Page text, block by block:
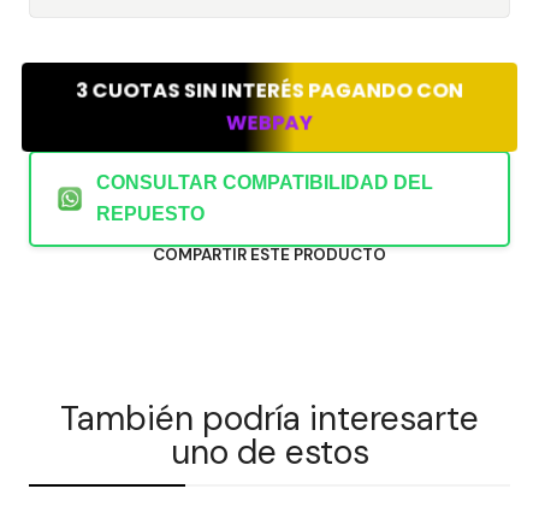
3 CUOTAS SIN INTERÉS PAGANDO CON
WEBPAY
CONSULTAR COMPATIBILIDAD DEL
REPUESTO
COMPARTIR ESTE PRODUCTO
También podría interesarte
uno de estos